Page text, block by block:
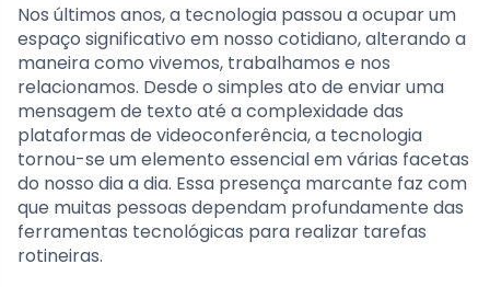
Nos últimos anos, a tecnologia passou a ocupar um
espaço significativo em nosso cotidiano, alterando a
maneira como vivemos, trabalhamos e nos
relacionamos. Desde o simples ato de enviar uma
mensagem de texto até a complexidade das
plataformas de videoconferência, a tecnologia
tornou-se um elemento essencial em várias facetas
do nosso dia a dia. Essa presença marcante faz com
que muitas pessoas dependam profundamente das
ferramentas tecnológicas para realizar tarefas
rotineiras.